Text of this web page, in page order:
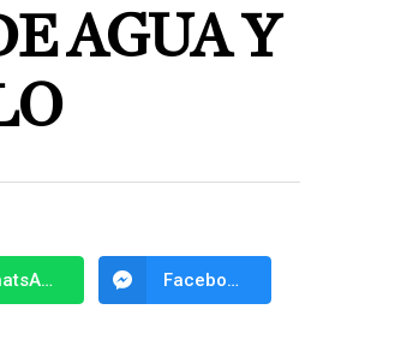
AGUA Y
WhatsApp Facebook Messenger